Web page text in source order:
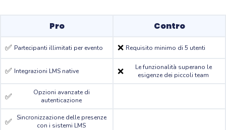
Pro
Contro
✅ Partecipanti illimitati per evento ❌ Requisito minimo di 5 utenti
✅ Integrazioni LMS native ❌
Le funzionalità superano le
esigenze dei piccoli team
✅
Opzioni avanzate di
autenticazione
✅
Sincronizzazione delle presenze
con i sistemi LMS